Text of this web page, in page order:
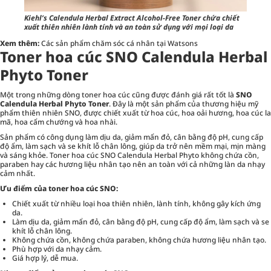
Kiehl’s Calendula Herbal Extract Alcohol-Free Toner chứa chiết
xuất thiên nhiên lành tính và an toàn sử dụng với mọi loại da
Xem thêm:Các sản phẩm chăm sóc cá nhân tại Watsons
Toner hoa cúc SNO Calendula Herbal
Phyto Toner
Một trong những dòng toner hoa cúc cũng được đánh giá rất tốt là SNO
Calendula Herbal Phyto Toner. Đây là một sản phẩm của thương hiệu mỹ
phẩm thiên nhiên SNO, được chiết xuất từ hoa cúc, hoa oải hương, hoa cúc la
mã, hoa cẩm chướng và hoa nhài.
Sản phẩm có công dụng làm dịu da, giảm mẩn đỏ, cân bằng độ pH, cung cấp
độ ẩm, làm sạch và se khít lỗ chân lông, giúp da trở nên mềm mại, mịn màng
và sáng khỏe. Toner hoa cúc SNO Calendula Herbal Phyto không chứa cồn,
paraben hay các hương liệu nhân tạo nên an toàn với cả những làn da nhạy
cảm nhất.
Ưu điểm của toner hoa cúc SNO:
Chiết xuất từ nhiều loại hoa thiên nhiên, lành tính, không gây kích ứng
da.
Làm dịu da, giảm mẩn đỏ, cân bằng độ pH, cung cấp độ ẩm, làm sạch và se
khít lỗ chân lông.
Không chứa cồn, không chứa paraben, không chứa hương liệu nhân tạo.
Phù hợp với da nhạy cảm.
Giá hợp lý, dễ mua.